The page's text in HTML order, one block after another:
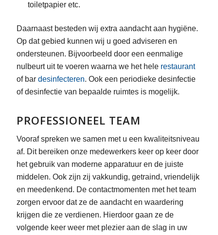
toiletpapier etc.
Daarnaast besteden wij extra aandacht aan hygiëne.
Op dat gebied kunnen wij u goed adviseren en
ondersteunen. Bijvoorbeeld door een eenmalige
nulbeurt uit te voeren waarna we het hele restaurant
of bar desinfecteren. Ook een periodieke desinfectie
of desinfectie van bepaalde ruimtes is mogelijk.
PROFESSIONEEL TEAM
Vooraf spreken we samen met u een kwaliteitsniveau
af. Dit bereiken onze medewerkers keer op keer door
het gebruik van moderne apparatuur en de juiste
middelen. Ook zijn zij vakkundig, getraind, vriendelijk
en meedenkend. De contactmomenten met het team
zorgen ervoor dat ze de aandacht en waardering
krijgen die ze verdienen. Hierdoor gaan ze de
volgende keer weer met plezier aan de slag in uw